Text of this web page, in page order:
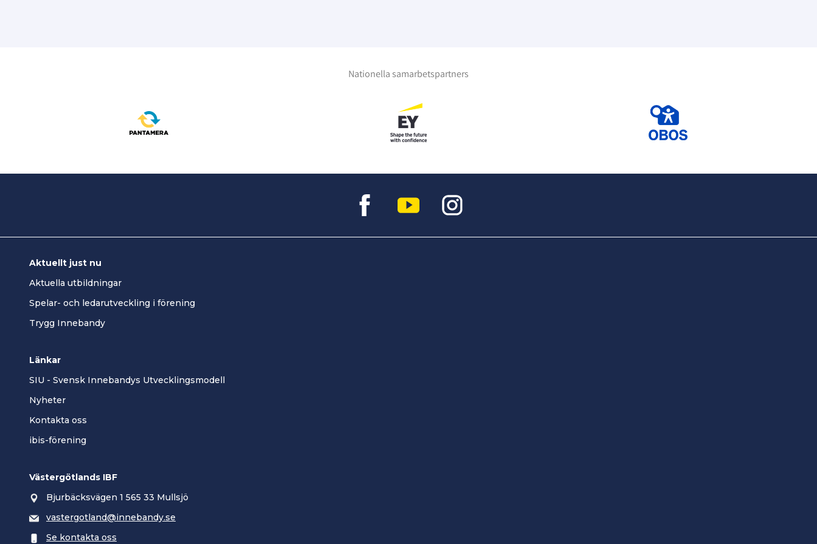
Nationella samarbetspartners
Aktuellt just nu
Aktuella utbildningar
Spelar- och ledarutveckling i förening
Trygg Innebandy
Länkar
SIU - Svensk Innebandys Utvecklingsmodell
Nyheter
Kontakta oss
ibis-förening
Västergötlands IBF
Bjurbäcksvägen 1 565 33 Mullsjö
vastergotland@innebandy.se
Se kontakta oss